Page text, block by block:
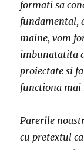
formati sa
fundamental,
maine, vom
imbunatatita
proiectate si
functiona mai
Parerile
cu pretextul